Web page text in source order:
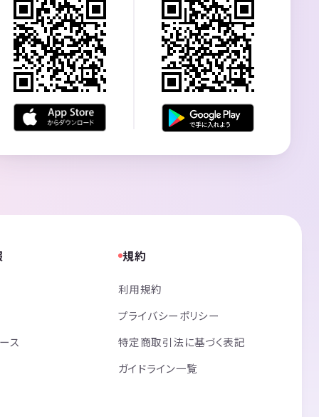
ス
規約
利用規約
プライバシーポリシー
特定商取引法に基づく表記
ガイドライン一覧